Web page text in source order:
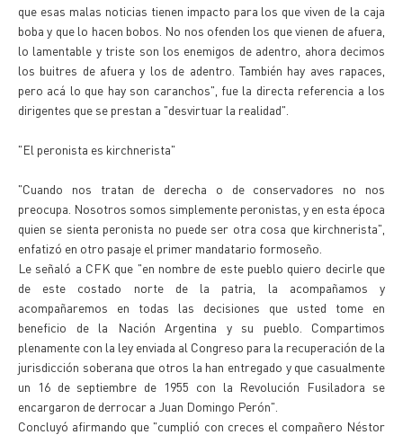
que esas malas noticias tienen impacto para los que viven de la caja
boba y que lo hacen bobos. No nos ofenden los que vienen de afuera,
lo lamentable y triste son los enemigos de adentro, ahora decimos
los buitres de afuera y los de adentro. También hay aves rapaces,
pero acá lo que hay son caranchos", fue la directa referencia a los
dirigentes que se prestan a "desvirtuar la realidad".
"El peronista es kirchnerista"
"Cuando nos tratan de derecha o de conservadores no nos
preocupa. Nosotros somos simplemente peronistas, y en esta época
quien se sienta peronista no puede ser otra cosa que kirchnerista",
enfatizó en otro pasaje el primer mandatario formoseño.
Le señaló a CFK que "en nombre de este pueblo quiero decirle que
de este costado norte de la patria, la acompañamos y
acompañaremos en todas las decisiones que usted tome en
beneficio de la Nación Argentina y su pueblo. Compartimos
plenamente con la ley enviada al Congreso para la recuperación de la
jurisdicción soberana que otros la han entregado y que casualmente
un 16 de septiembre de 1955 con la Revolución Fusiladora se
encargaron de derrocar a Juan Domingo Perón".
Concluyó afirmando que "cumplió con creces el compañero Néstor